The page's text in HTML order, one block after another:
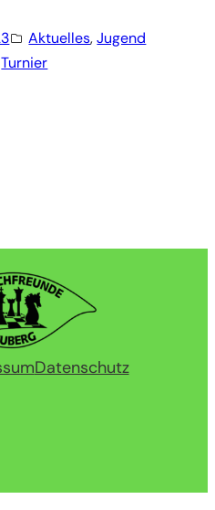
Aktuelles, Jugend
Turnier
Datenschutz